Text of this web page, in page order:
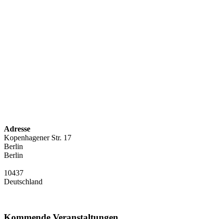
Adresse
Kopenhagener Str. 17
Berlin
Berlin
10437
Deutschland